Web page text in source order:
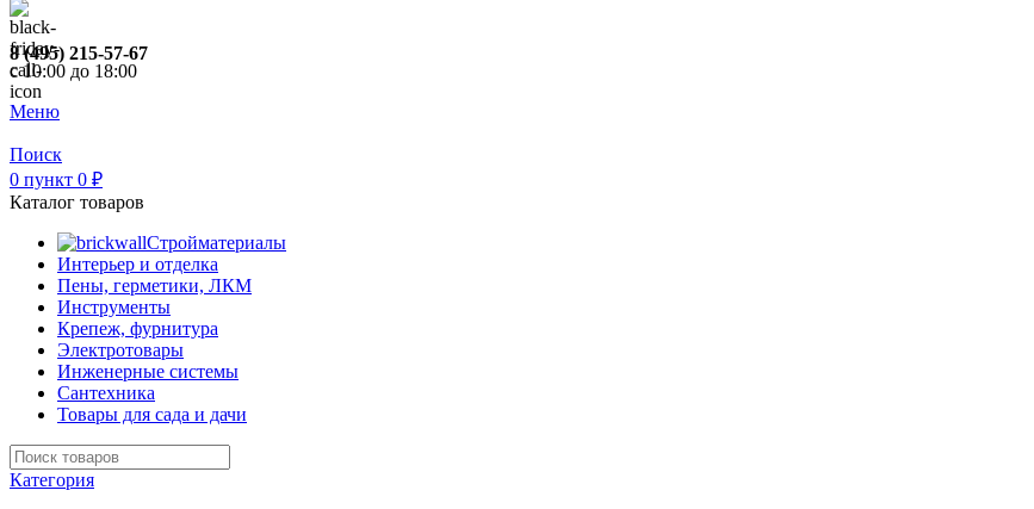
8 (495) 215-57-67
c 10:00 до 18:00
Меню
Поиск
0 пункт 0 ₽
Каталог товаров
Стройматериалы
Интерьер и отделка
Пены, герметики, ЛКМ
Инструменты
Крепеж, фурнитура
Электротовары
Инженерные системы
Сантехника
Товары для сада и дачи
Категория